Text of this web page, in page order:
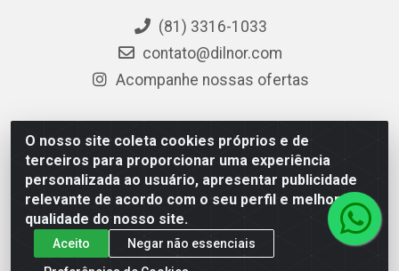
O nosso site coleta cookies próprios e de
terceiros para proporcionar uma experiência
personalizada ao usuário, apresentar publicidade
relevante de acordo com o seu perfil e melhorar a
qualidade do nosso site.
Aceito
Negar não essenciais
(81) 3316-1033
contato@dilnor.com
Acompanhe nossas ofertas
Dilnor Distribuidora - Rua Professor Joaquim Cavalcanti,
975 - Iputinga - Recife/PE - CEP 50800-010 - CNPJ
04.054.534/0001-51